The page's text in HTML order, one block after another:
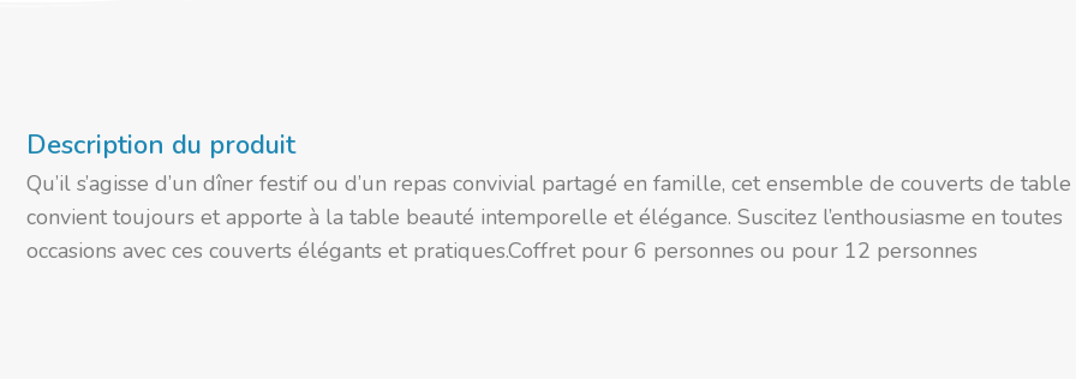
Description du produit
Qu’il s’agisse d’un dîner festif ou d’un repas convivial partagé en famille, cet ensemble de couverts de table
convient toujours et apporte à la table beauté intemporelle et élégance. Suscitez l’enthousiasme en toutes
occasions avec ces couverts élégants et pratiques.Coffret pour 6 personnes ou pour 12 personnes